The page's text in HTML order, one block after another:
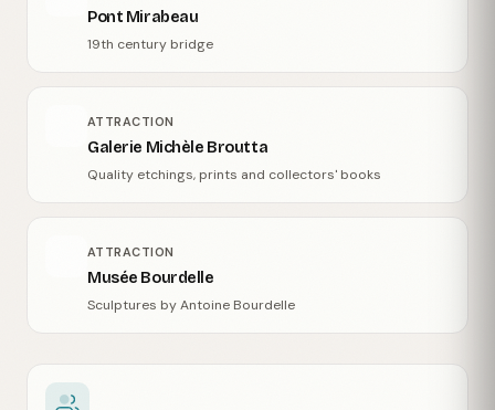
Pont Mirabeau
19th century bridge
ATTRACTION
Galerie Michèle Broutta
Quality etchings, prints and collectors' books
ATTRACTION
Musée Bourdelle
Sculptures by Antoine Bourdelle